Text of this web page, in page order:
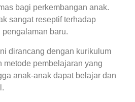
bagi perkembangan anak.
sangat reseptif terhadap
baru.
dirancang dengan kurikulum
metode pembelajaran yang
anak-anak dapat belajar dan